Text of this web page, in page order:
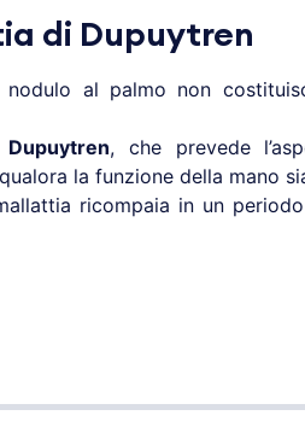
di Dupuytren
al palmo non
, che prevede
la funzione della mano
ricompaia in un